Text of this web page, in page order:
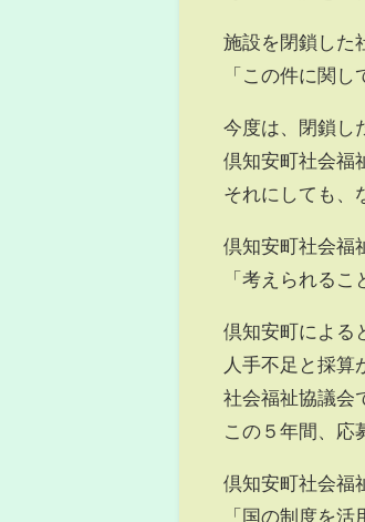
施設を閉鎖した
「この件に関
今度は、閉鎖し
倶知安町社会福
それにしても、
倶知安町社会
「考えられる
倶知安町による
人手不足と採算
社会福祉協議会
この５年間、応
倶知安町社会
「国の制度を